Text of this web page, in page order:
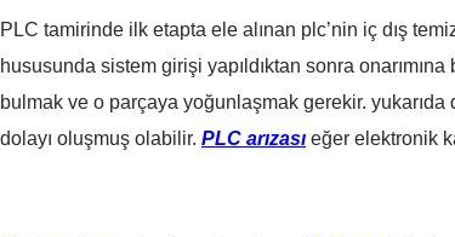
PLC tamirinde ilk etapta ele alınan plc’nin iç dış
hususunda sistem girişi yapıldıktan sonra
bulmak ve o parçaya yoğunlaşmak gerekir.
dolayı oluşmuş olabilir. PLC arızası eğer elektronik